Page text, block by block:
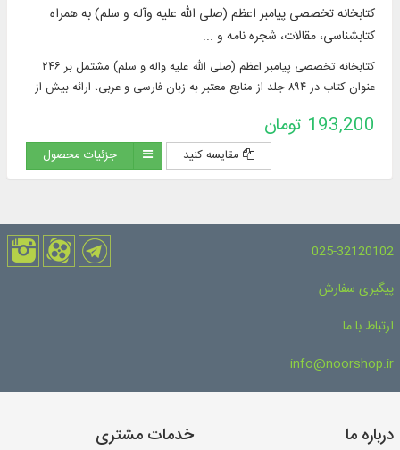
کتابخانه تخصصی پیامبر اعظم (صلی الله علیه وآله و سلم) به همراه
کتابشناسی، مقالات، شجره نامه و ...
کتابخانه تخصصی پیامبر اعظم (صلی الله عليه واله و سلم) مشتمل بر ۲۴۶
عنوان كتاب در ۸۹۴ جلد از منابع معتبر به زبان فارسی و عربی، ارائه بیش از
193,200 تومان
مقایسه کنید جزئیات محصول
025-32120102
پیگیری سفارش
ارتباط با ما
info@noorshop.ir
درباره ما خدمات مشتری